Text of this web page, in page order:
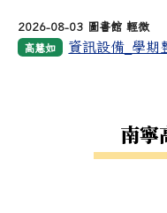
2026-08-03 圖書館 輕微
高慧如 資訊設備_學期
南寧